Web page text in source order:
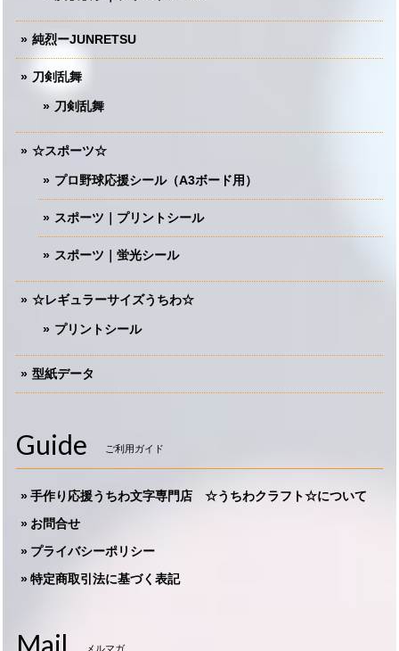
純烈ーJUNRETSU
刀剣乱舞
刀剣乱舞
☆スポーツ☆
プロ野球応援シール（A3ボード用）
スポーツ｜プリントシール
スポーツ｜蛍光シール
☆レギュラーサイズうちわ☆
プリントシール
型紙データ
Guide ご利用ガイド
手作り応援うちわ文字専門店 ☆うちわクラフト☆について
お問合せ
プライバシーポリシー
特定商取引法に基づく表記
Mail メルマガ